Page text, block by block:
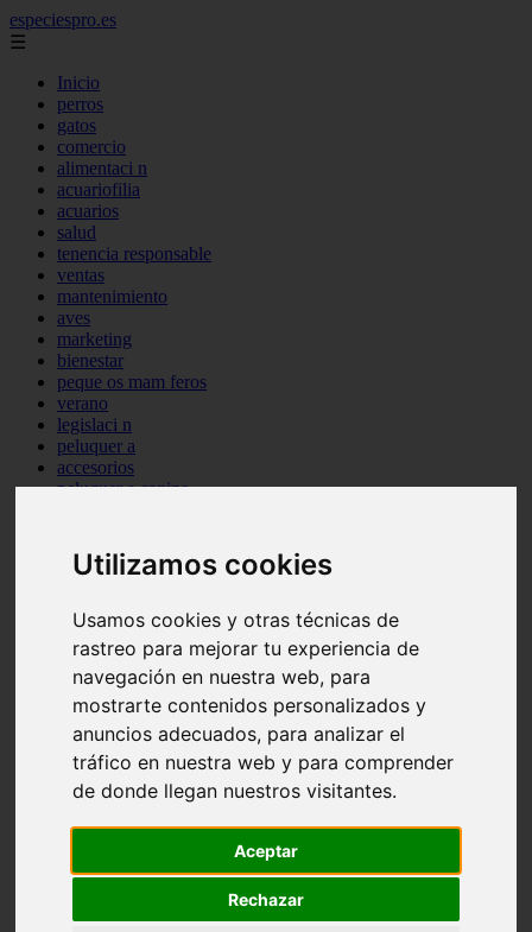
Utilizamos cookies
Usamos cookies y otras técnicas de
rastreo para mejorar tu experiencia de
navegación en nuestra web, para
mostrarte contenidos personalizados y
anuncios adecuados, para analizar el
tráfico en nuestra web y para comprender
de donde llegan nuestros visitantes.
Aceptar
Rechazar
especiespro.es
☰
Inicio
perros
gatos
comercio
alimentaci n
acuariofilia
acuarios
salud
tenencia responsable
ventas
mantenimiento
aves
marketing
bienestar
peque os mam feros
verano
legislaci n
peluquer a
accesorios
peluquer a canina
comportamiento
protagonistas
abandono
adopci n
ferias
higiene
snacks
iberzoo propet
comercios
estanques
conejos
navidad
terapia asistida